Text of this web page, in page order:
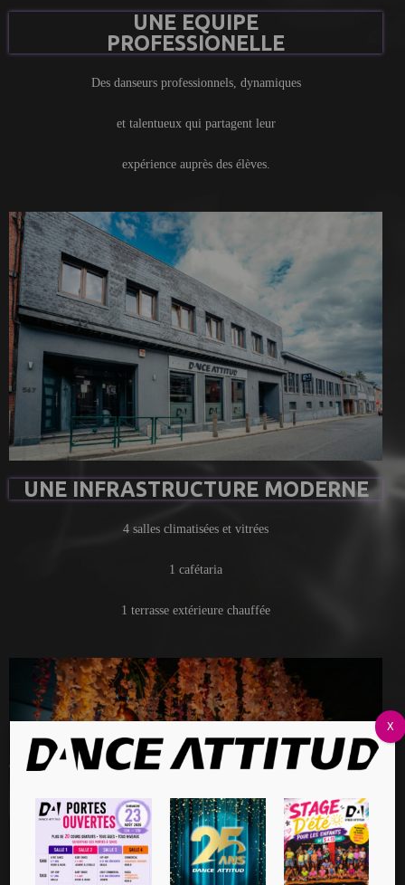
UNE EQUIPE
PROFESSIONELLE
Des danseurs professionnels, dynamiques
et talentueux qui partagent leur
expérience auprès des élèves.
UNE INFRASTRUCTURE MODERNE
4 salles climatisées et vitrées
1 cafétaria
1 terrasse extérieure chauffée
X